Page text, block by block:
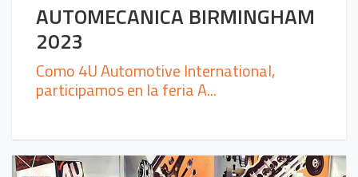
AUTOMECANICA BIRMINGHAM
2023
Como 4U Automotive International,
participamos en la feria A...